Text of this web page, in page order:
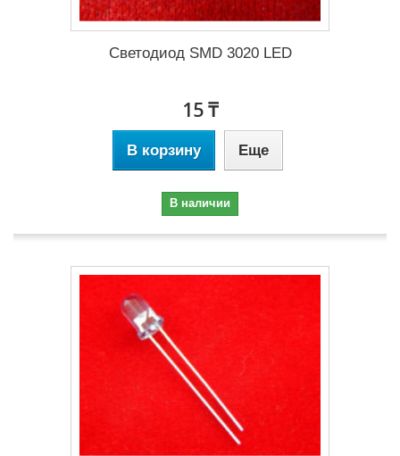
Светодиод SMD 3020 LED
15 ₸
В корзину Еще
В наличии